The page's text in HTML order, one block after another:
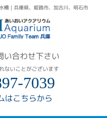
｜兵庫県、姫路市、加古川、明石市
い合わせ下さい
ないことがございます
7039
はこちらから